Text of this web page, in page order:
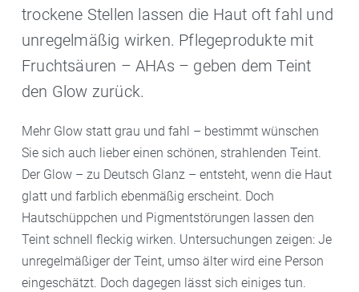
trockene Stellen lassen die Haut oft fahl und
unregelmäßig wirken. Pflegeprodukte mit
Fruchtsäuren – AHAs – geben dem Teint
den Glow zurück.
Mehr Glow statt grau und fahl – bestimmt wünschen
Sie sich auch lieber einen schönen, strahlenden Teint.
Der Glow – zu Deutsch Glanz – entsteht, wenn die Haut
glatt und farblich ebenmäßig erscheint. Doch
Hautschüppchen und Pigmentstörungen lassen den
Teint schnell fleckig wirken. Untersuchungen zeigen: Je
unregelmäßiger der Teint, umso älter wird eine Person
eingeschätzt. Doch dagegen lässt sich einiges tun.